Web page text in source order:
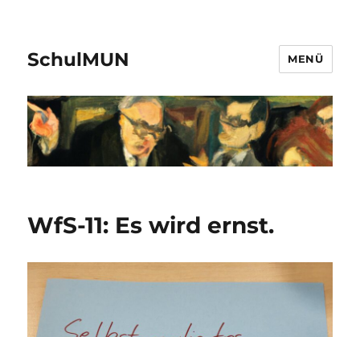
SchulMUN MENÜ
WfS-11: Es wird ernst.